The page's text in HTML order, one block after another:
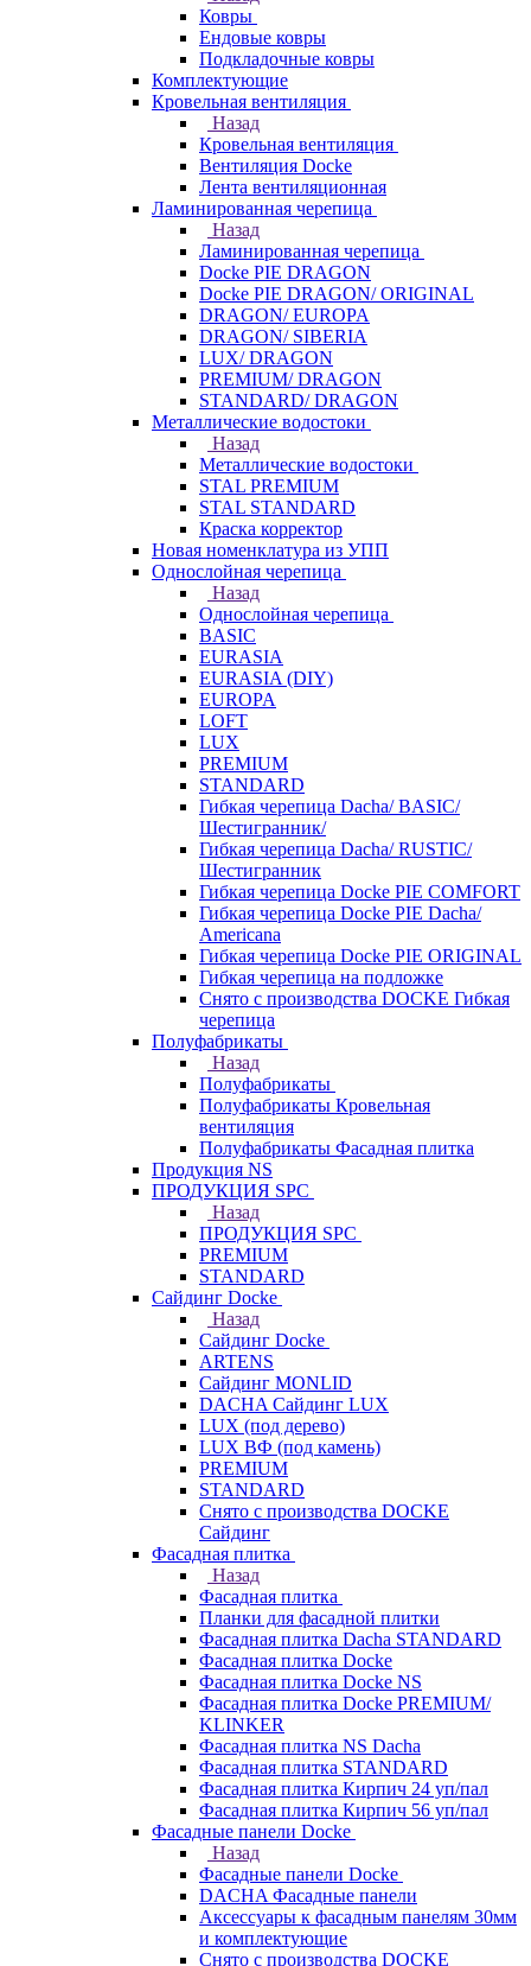
Ковры
Ендовые ковры
Подкладочные ковры
Комплектующие
Кровельная вентиляция
Назад
Кровельная вентиляция
Вентиляция Docke
Лента вентиляционная
Ламинированная черепица
Назад
Ламинированная черепица
Docke PIE DRAGON
Docke PIE DRAGON/ ORIGINAL
DRAGON/ EUROPA
DRAGON/ SIBERIA
LUX/ DRAGON
PREMIUM/ DRAGON
STANDARD/ DRAGON
Металлические водостоки
Назад
Металлические водостоки
STAL PREMIUM
STAL STANDARD
Краска корректор
Новая номенклатура из УПП
Однослойная черепица
Назад
Однослойная черепица
BASIC
EURASIA
EURASIA (DIY)
EUROPA
LOFT
LUX
PREMIUM
STANDARD
Гибкая черепица Dacha/ BASIC/
Шестигранник/
Гибкая черепица Dacha/ RUSTIC/
Шестигранник
Гибкая черепица Docke PIE COMFORT
Гибкая черепица Docke PIE Dacha/
Americana
Гибкая черепица Docke PIE ОRIGINАL
Гибкая черепица на подложке
Снято с производства DOCKE Гибкая
черепица
Полуфабрикаты
Назад
Полуфабрикаты
Полуфабрикаты Кровельная
вентиляция
Полуфабрикаты Фасадная плитка
Продукция NS
ПРОДУКЦИЯ SPC
Назад
ПРОДУКЦИЯ SPC
PREMIUM
STANDARD
Сайдинг Docke
Назад
Сайдинг Docke
ARTENS
Cайдинг MONLID
DACHA Сайдинг LUX
LUX (под дерево)
LUX ВФ (под камень)
PREMIUM
STANDARD
Снято с производства DOCKE
Сайдинг
Фасадная плитка
Назад
Фасадная плитка
Планки для фасадной плитки
Фасадная плитка Dacha STANDARD
Фасадная плитка Docke
Фасадная плитка Docke NS
Фасадная плитка Docke PREMIUM/
KLINKER
Фасадная плитка NS Dacha
Фасадная плитка STANDARD
Фасадная плитка Кирпич 24 уп/пал
Фасадная плитка Кирпич 56 уп/пал
Фасадные панели Docke
Назад
Фасадные панели Docke
DACHA Фасадные панели
Аксессуары к фасадным панелям 30мм
и комплектующие
Снято с производства DOCKE